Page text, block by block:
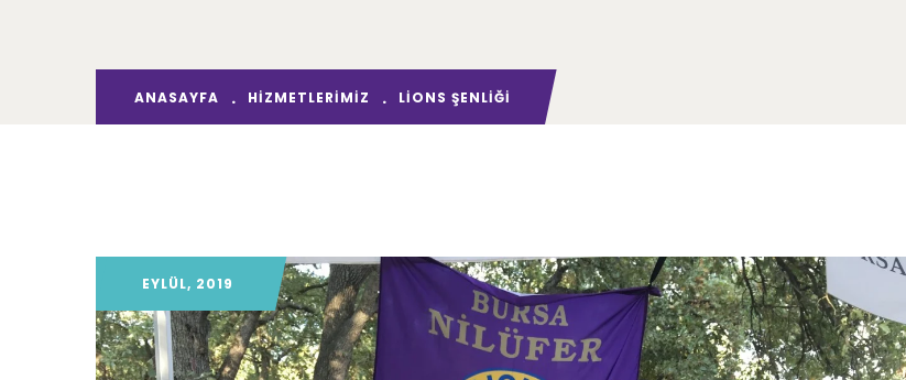
ANASAYFA HIZMETLERIMIZ LIONS ŞENLIĞI
EYLÜL, 2019